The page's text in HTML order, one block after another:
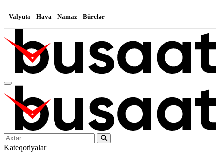
Valyuta Hava Namaz Bürclər
Search…
Kateqoriyalar